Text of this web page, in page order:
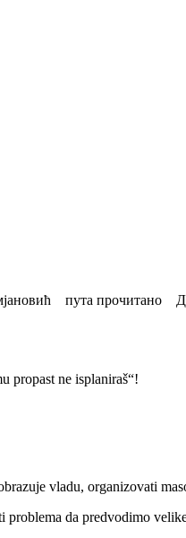
пута прочитано
propast ne isplaniraš“!
vladu, organizovati
problema da predvodimo